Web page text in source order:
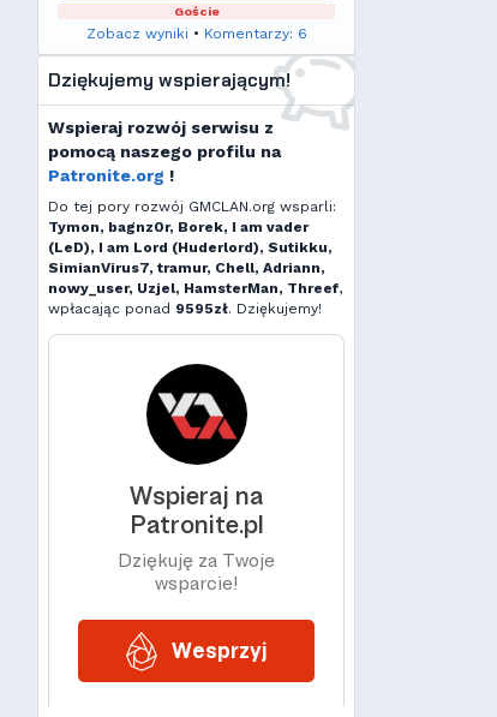
Goście
Zobacz wyniki • Komentarzy: 6
Dziękujemy wspierającym!
Wspieraj rozwój serwisu z
pomocą naszego profilu na
Patronite.org !
Do tej pory rozwój GMCLAN.org wsparli:
Tymon, bagnz0r, Borek, I am vader
(LeD), I am Lord (Huderlord), Sutikku,
SimianVirus7, tramur, Chell, Adriann,
nowy_user, Uzjel, HamsterMan, Threef,
wpłacając ponad 9595zł. Dziękujemy!